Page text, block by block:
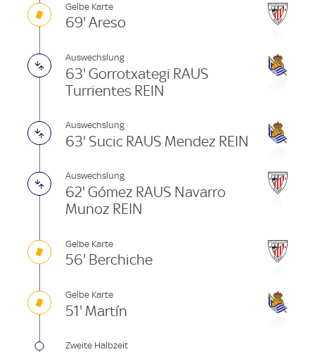
Gelbe Karte
69' Areso
Auswechslung
63' Gorrotxategi RAUS
Turrientes REIN
Auswechslung
63' Sucic RAUS Mendez REIN
Auswechslung
62' Gómez RAUS Navarro
Munoz REIN
Gelbe Karte
56' Berchiche
Gelbe Karte
51' Martín
Zweite Halbzeit